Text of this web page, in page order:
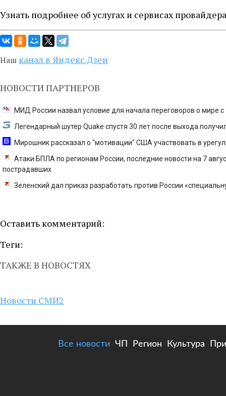
Узнать подробнее об услугах и сервисах
Наш канал в Яндекс.Дзен
НОВОСТИ ПАРТНЕРОВ
МИД России назвал условие для начала переговоров о мире с
Легендарный шутер Quake спустя 30 лет после выхода
Мирошник рассказал о "мотивации" США участвовать в
Атаки БПЛА по регионам России, последние новости на 7
пострадавших
Зеленский дал приказ разработать против России
Оставить комментарий:
Теги:
ТАКЖЕ В НОВОСТЯХ
Новости СМИ2
Все новости ЧП Регион Культура